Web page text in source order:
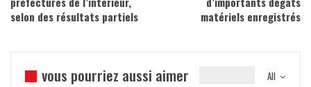
selon des résultats partiels
matériels enregistrés
All
vous pourriez aussi aimer